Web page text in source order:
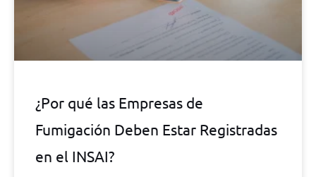
¿Por qué las Empresas de
Fumigación Deben Estar Registradas
en el INSAI?